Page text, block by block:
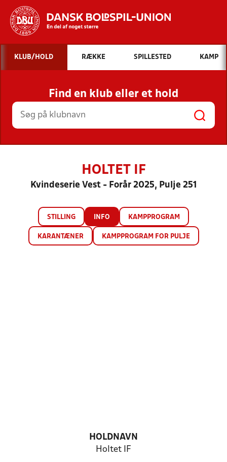
Hvad vil du søge efter?
INDHOLD OG NYHEDER
STILLINGER, RESULTATER, KLUBBER OG
HOLD
KLUB/HOLD RÆKKE SPILLESTED KAMP
Find en klub eller et hold
HOLTET IF
Kvindeserie Vest - Forår 2025, Pulje 251
STILLING INFO KAMPPROGRAM
KARANTÆNER KAMPPROGRAM FOR PULJE
HOLDNAVN
Holtet IF